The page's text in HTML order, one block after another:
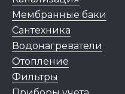
Мембранные баки
Сантехника
Водонагреватели
Отопление
Фильтры